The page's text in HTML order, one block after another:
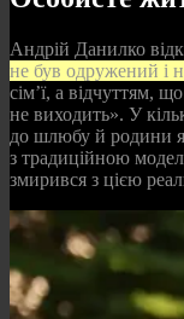
Андрій Данилко
не був одружений і
сім’ї, а відчуттям,
не виходить». У
до шлюбу й родини
з традиційною
змирився з цією